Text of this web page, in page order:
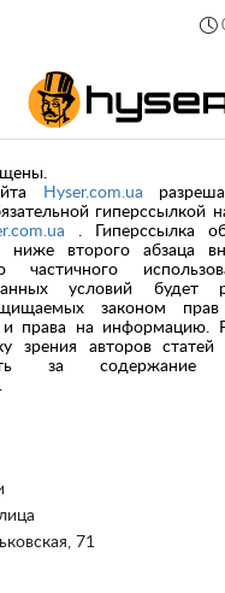
71
Hyser.com.ua
гиперссылкой
. Гиперссылка
ниже второго абзаца
частичного
условий будет
законом прав
и права на информацию.
зрения авторов
за